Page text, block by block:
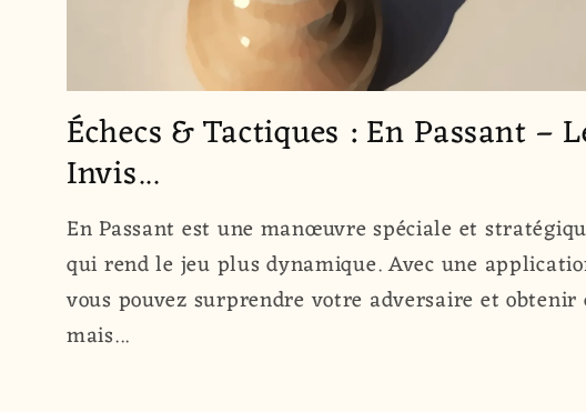
Échecs & Tactiques : En Passant –
Invis...
En Passant est une manœuvre spéciale et
qui rend le jeu plus dynamique. Avec une
vous pouvez surprendre votre adversaire et obtenir
mais...